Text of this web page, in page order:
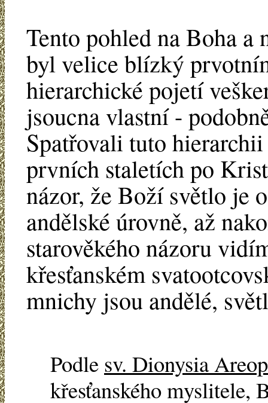
Tento pohled na Boha a
byl velice blízký
hierarchické pojetí
jsoucna vlastní -
Spatřovali tuto
prvních staletích po
názor, že Boží světlo je
andělské úrovně, až
starověkého názoru
křesťanském
mnichy jsou andělé,
Podle sv. Dionysia
křesťanského myslitele,